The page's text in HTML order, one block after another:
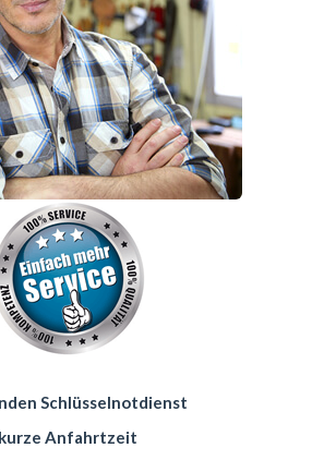
Schlüsselnotdienst
kurze Anfahrtzeit